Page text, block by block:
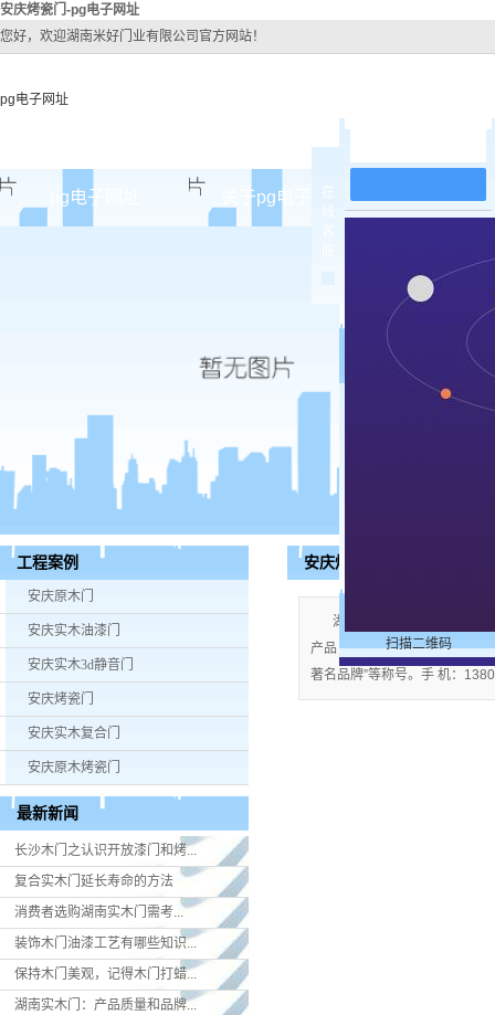
安庆烤瓷门-pg电子网址
您好，欢迎湖南米好门业有限公司官方网站！
pg电子网址
pg电子网址 关于pg电子网址
公司团队
pg电子网址
安庆实木
安庆实木
安庆烤
安庆实木
工程案例
安庆原木门
安庆实木油漆门
安庆实木3d静音门
安庆烤瓷门
安庆实木复合门
安庆原木烤瓷门
最新新闻
长沙木门之认识开放漆门和烤...
复合实木门延长寿命的方法
消费者选购湖南实木门​需考...
装饰木门油漆工艺有哪些知识...
保持木门美观，记得木门打蜡...
湖南实木门：产品质量和品牌...
安庆烤瓷门
湖南米好门业有限公司公
产品；企业视产品质量为生命
著名品牌”等称号。手 机：
在
扫描二维码